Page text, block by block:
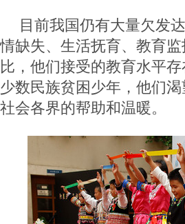
目前我国仍有大量欠发
情缺失、生活抚育、教育
比，他们接受的教育水平
少数民族贫困少年，他们
社会各界的帮助和温暖。